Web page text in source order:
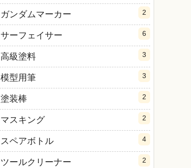
ガンダムマーカー 2
サーフェイサー 6
高級塗料 3
模型用筆 3
塗装棒 2
マスキング 2
スペアボトル 4
ツールクリーナー 2